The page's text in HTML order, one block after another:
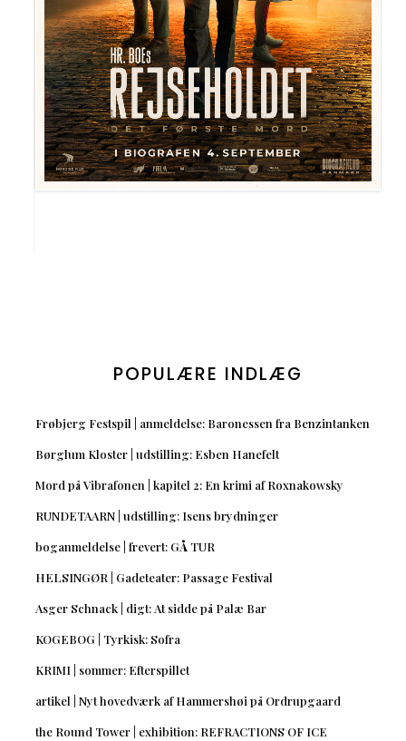
POPULÆRE INDLÆG
Frøbjerg Festspil | anmeldelse: Baronessen fra Benzintanken
Børglum Kloster | udstilling: Esben Hanefelt
Mord på Vibrafonen | kapitel 2: En krimi af Roxnakowsky
RUNDETAARN | udstilling: Isens brydninger
boganmeldelse | frevert: GÅ TUR
HELSINGØR | Gadeteater: Passage Festival
Asger Schnack | digt: At sidde på Palæ Bar
KOGEBOG | Tyrkisk: Sofra
KRIMI | sommer: Efterspillet
artikel | Nyt hovedværk af Hammershøi på Ordrupgaard
the Round Tower | exhibition: REFRACTIONS OF ICE